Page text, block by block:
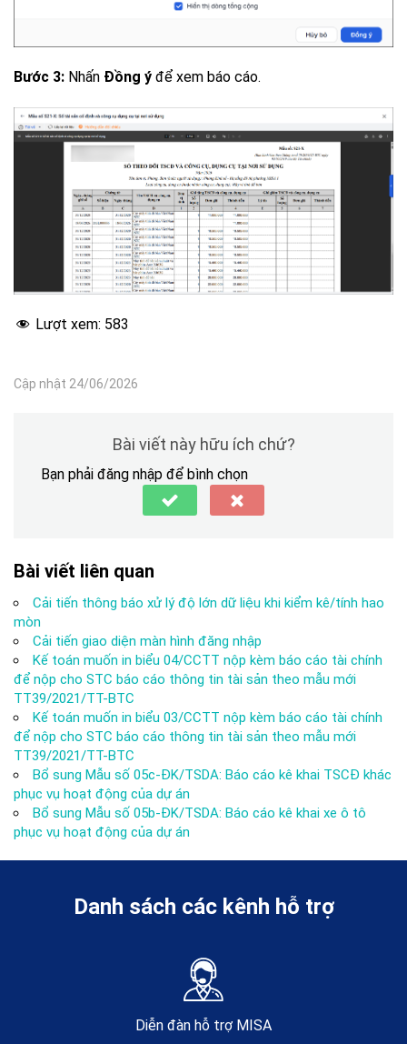
Bước 3: Nhấn Đồng ý để xem báo cáo.
Lượt xem: 583
Cập nhật 24/06/2026
Bài viết này hữu ích chứ?
Bạn phải đăng nhập để bình chọn
Bài viết liên quan
Cải tiến thông báo xử lý độ lớn dữ liệu khi kiểm kê/tính hao
mòn
Cải tiến giao diện màn hình đăng nhập
Kế toán muốn in biểu 04/CCTT nộp kèm báo cáo tài chính
để nộp cho STC báo cáo thông tin tài sản theo mẫu mới
TT39/2021/TT-BTC
Kế toán muốn in biểu 03/CCTT nộp kèm báo cáo tài chính
để nộp cho STC báo cáo thông tin tài sản theo mẫu mới
TT39/2021/TT-BTC
Bổ sung Mẫu số 05c-ĐK/TSDA: Báo cáo kê khai TSCĐ khác
phục vụ hoạt động của dự án
Bổ sung Mẫu số 05b-ĐK/TSDA: Báo cáo kê khai xe ô tô
phục vụ hoạt động của dự án
Danh sách các kênh hỗ trợ
Diễn đàn hỗ trợ MISA